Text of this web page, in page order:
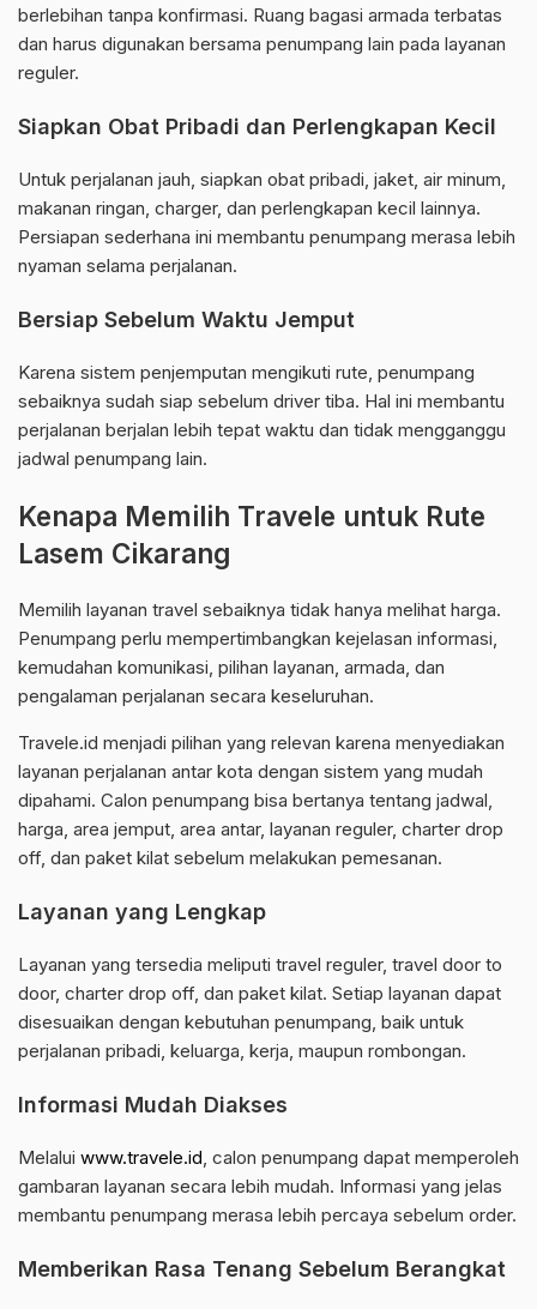
berlebihan tanpa konfirmasi. Ruang bagasi armada terbatas
dan harus digunakan bersama penumpang lain pada layanan
reguler.
Siapkan Obat Pribadi dan Perlengkapan Kecil
Untuk perjalanan jauh, siapkan obat pribadi, jaket, air minum,
makanan ringan, charger, dan perlengkapan kecil lainnya.
Persiapan sederhana ini membantu penumpang merasa lebih
nyaman selama perjalanan.
Bersiap Sebelum Waktu Jemput
Karena sistem penjemputan mengikuti rute, penumpang
sebaiknya sudah siap sebelum driver tiba. Hal ini membantu
perjalanan berjalan lebih tepat waktu dan tidak mengganggu
jadwal penumpang lain.
Kenapa Memilih Travele untuk Rute
Lasem Cikarang
Memilih layanan travel sebaiknya tidak hanya melihat harga.
Penumpang perlu mempertimbangkan kejelasan informasi,
kemudahan komunikasi, pilihan layanan, armada, dan
pengalaman perjalanan secara keseluruhan.
Travele.id menjadi pilihan yang relevan karena menyediakan
layanan perjalanan antar kota dengan sistem yang mudah
dipahami. Calon penumpang bisa bertanya tentang jadwal,
harga, area jemput, area antar, layanan reguler, charter drop
off, dan paket kilat sebelum melakukan pemesanan.
Layanan yang Lengkap
Layanan yang tersedia meliputi travel reguler, travel door to
door, charter drop off, dan paket kilat. Setiap layanan dapat
disesuaikan dengan kebutuhan penumpang, baik untuk
perjalanan pribadi, keluarga, kerja, maupun rombongan.
Informasi Mudah Diakses
Melalui www.travele.id, calon penumpang dapat memperoleh
gambaran layanan secara lebih mudah. Informasi yang jelas
membantu penumpang merasa lebih percaya sebelum order.
Memberikan Rasa Tenang Sebelum Berangkat